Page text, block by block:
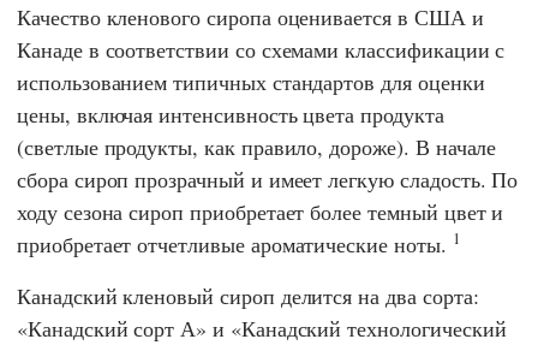
Качество кленового сиропа оценивается в США и
Канаде в соответствии со схемами классификации с
использованием типичных стандартов для оценки
цены, включая интенсивность цвета продукта
(светлые продукты, как правило, дороже). В начале
сбора сироп прозрачный и имеет легкую сладость. По
ходу сезона сироп приобретает более темный цвет и
приобретает отчетливые ароматические ноты. 1
Канадский кленовый сироп делится на два сорта:
«Канадский сорт А» и «Канадский технологический